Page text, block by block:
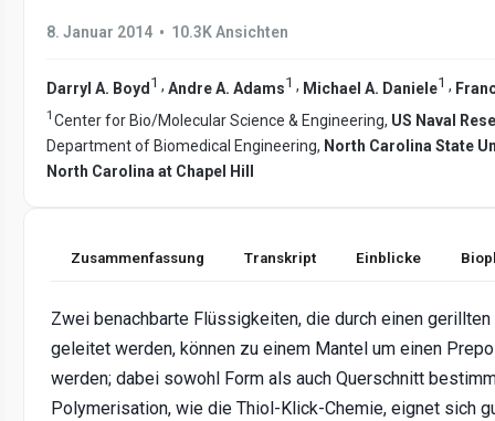
8. Januar 2014 • 10.3K Ansichten
Darryl A. Boyd 1 , Andre A. Adams1 , Michael A. Daniele1 ,
1 Center for Bio/Molecular Science & Engineering, US Naval
Department of Biomedical Engineering, North Carolina State
North Carolina at Chapel Hill
Zusammenfassung Transkript Einblicke
Zwei benachbarte Flüssigkeiten, die durch einen
geleitet werden, können zu einem Mantel um einen
werden; dabei sowohl Form als auch Querschnitt
Polymerisation, wie die Thiol-Klick-Chemie, eignet sich